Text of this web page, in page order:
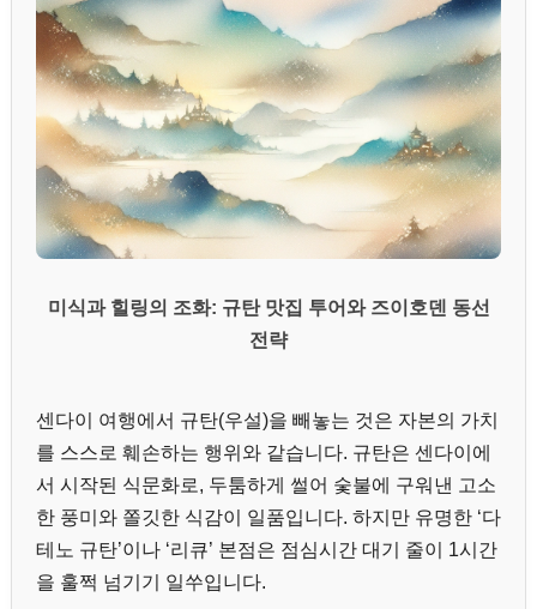
미식과 힐링의 조화: 규탄 맛집 투어와 즈이호덴 동선
전략
센다이 여행에서 규탄(우설)을 빼놓는 것은 자본의 가치
를 스스로 훼손하는 행위와 같습니다. 규탄은 센다이에
서 시작된 식문화로, 두툼하게 썰어 숯불에 구워낸 고소
한 풍미와 쫄깃한 식감이 일품입니다. 하지만 유명한 ‘다
테노 규탄’이나 ‘리큐’ 본점은 점심시간 대기 줄이 1시간
을 훌쩍 넘기기 일쑤입니다.